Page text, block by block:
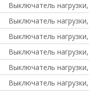
Выключатель
Выключатель
Выключатель
Выключатель
Выключатель
Выключатель